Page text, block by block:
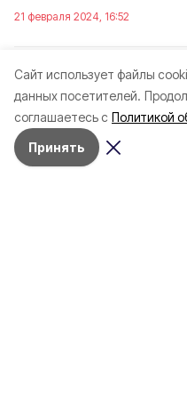
Cайт использует файлы
данных посетителей.
соглашаетесь с Политикой
Принять
21 февраля 2024, 16:52